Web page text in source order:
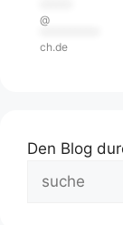
@
ch.de
Den Blog